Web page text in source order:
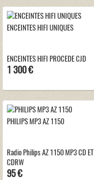
ENCEINTES HIFI UNIQUES
ENCEINTES HIFI PROCEDE CJD
1 300 €
PHILIPS MP3 AZ 1150
Radio Philips AZ 1150 MP3 CD ET
CDRW
95 €